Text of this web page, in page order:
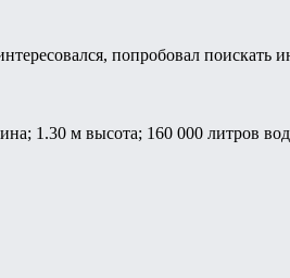
попробовал
1.30 м высота; 160 000 литров